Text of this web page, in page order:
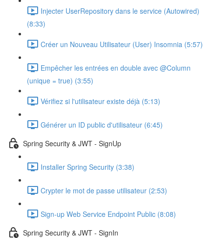
Injecter UserRepository dans le service (Autowired)
(8:33)
Créer un Nouveau Utilisateur (User) Insomnia (5:57)
Empêcher les entrées en double avec @Column
(unique = true) (3:55)
Vérifiez si l'utilisateur existe déjà (5:13)
Générer un ID public d'utilisateur (6:45)
Spring Security & JWT - SignUp
Installer Spring Security (3:38)
Crypter le mot de passe utilisateur (2:53)
Sign-up Web Service Endpoint Public (8:08)
Spring Security & JWT - SignIn